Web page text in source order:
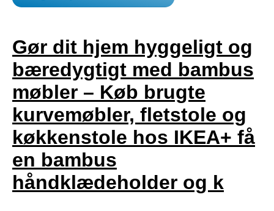
Gør dit hjem hyggeligt og
bæredygtigt med bambus
møbler – Køb brugte
kurvemøbler, fletstole og
køkkenstole hos IKEA+ få
en bambus
håndklædeholder og k